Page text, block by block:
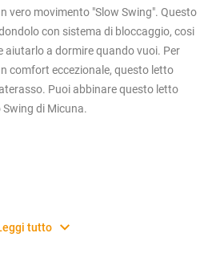
vero movimento "Slow Swing". Questo
con sistema di bloccaggio, cosi
aiutarlo a dormire quando vuoi. Per
comfort eccezionale, questo letto
Puoi abbinare questo letto
di Micuna.
tutto